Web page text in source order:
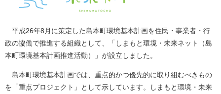
平成26年8月に策定した島本町環境基本計画を住民・事業者・行
政の協働で推進する組織として、「しまもと環境・未来ネット（島
本町環境基本計画推進活動）」が設立しました。
島本町環境基本計画では、重点的かつ優先的に取り組むべきもの
を「重点プロジェクト」として示しています。しまもと環境・未来